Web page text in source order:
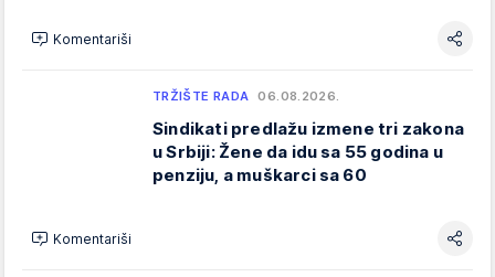
Komentariši
TRŽIŠTE RADA 06.08.2026.
Sindikati predlažu izmene tri zakona
u Srbiji: Žene da idu sa 55 godina u
penziju, a muškarci sa 60
Komentariši